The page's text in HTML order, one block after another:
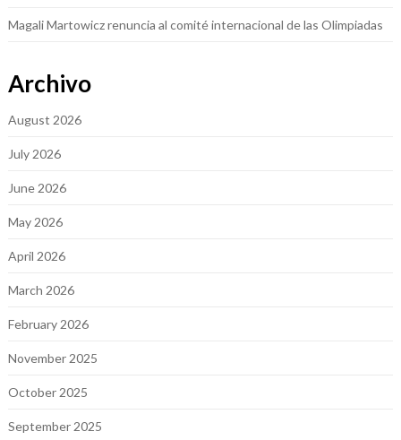
Magali Martowicz renuncia al comité internacional de las Olimpiadas
Archivo
August 2026
July 2026
June 2026
May 2026
April 2026
March 2026
February 2026
November 2025
October 2025
September 2025